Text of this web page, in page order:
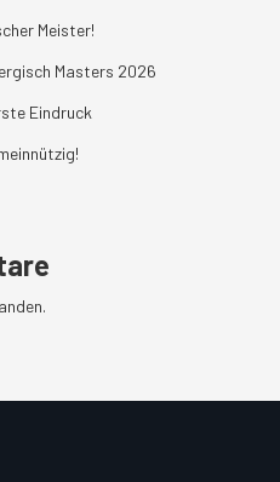
Meister!
Masters 2026
Eindruck